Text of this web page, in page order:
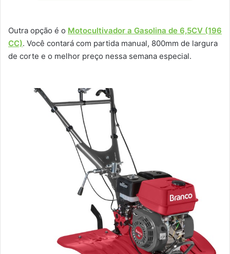
Outra opção é o Motocultivador a Gasolina de 6,5CV (196
CC). Você contará com partida manual, 800mm de largura
de corte e o melhor preço nessa semana especial.